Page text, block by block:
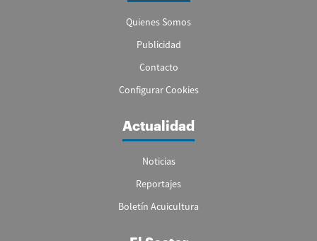
Quienes Somos
Publicidad
Contacto
Configurar Cookies
Actualidad
Noticias
Reportajes
Boletín Acuicultura